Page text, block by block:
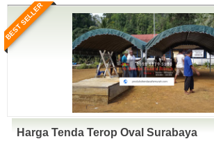
BEST SELLER
Harga Tenda Terop Oval Surabaya